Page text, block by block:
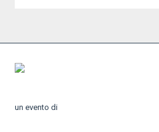
un evento di